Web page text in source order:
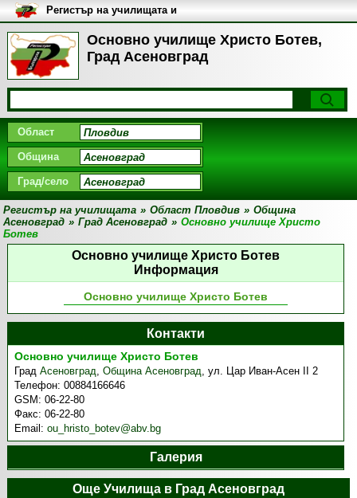
Основно училище Христо Ботев,
Град Асеновград
Регистър на училищата и
университетите в България
Област
Община
Град/село
Регистър на училищата » Област Пловдив » Община
Асеновград » Град Асеновград » Основно училище Христо
Ботев
Основно училище Христо Ботев
Информация
Основно училище Христо Ботев
Контакти
Основно училище Христо Ботев
ГрадАсеновград,Община Асеновград,ул. Цар Иван-Асен ІІ 2
Телефон:00884166646
GSM:06-22-80
Факс:06-22-80
Email:ou_hristo_botev@abv.bg
Галерия
Още Училища в Град Асеновград